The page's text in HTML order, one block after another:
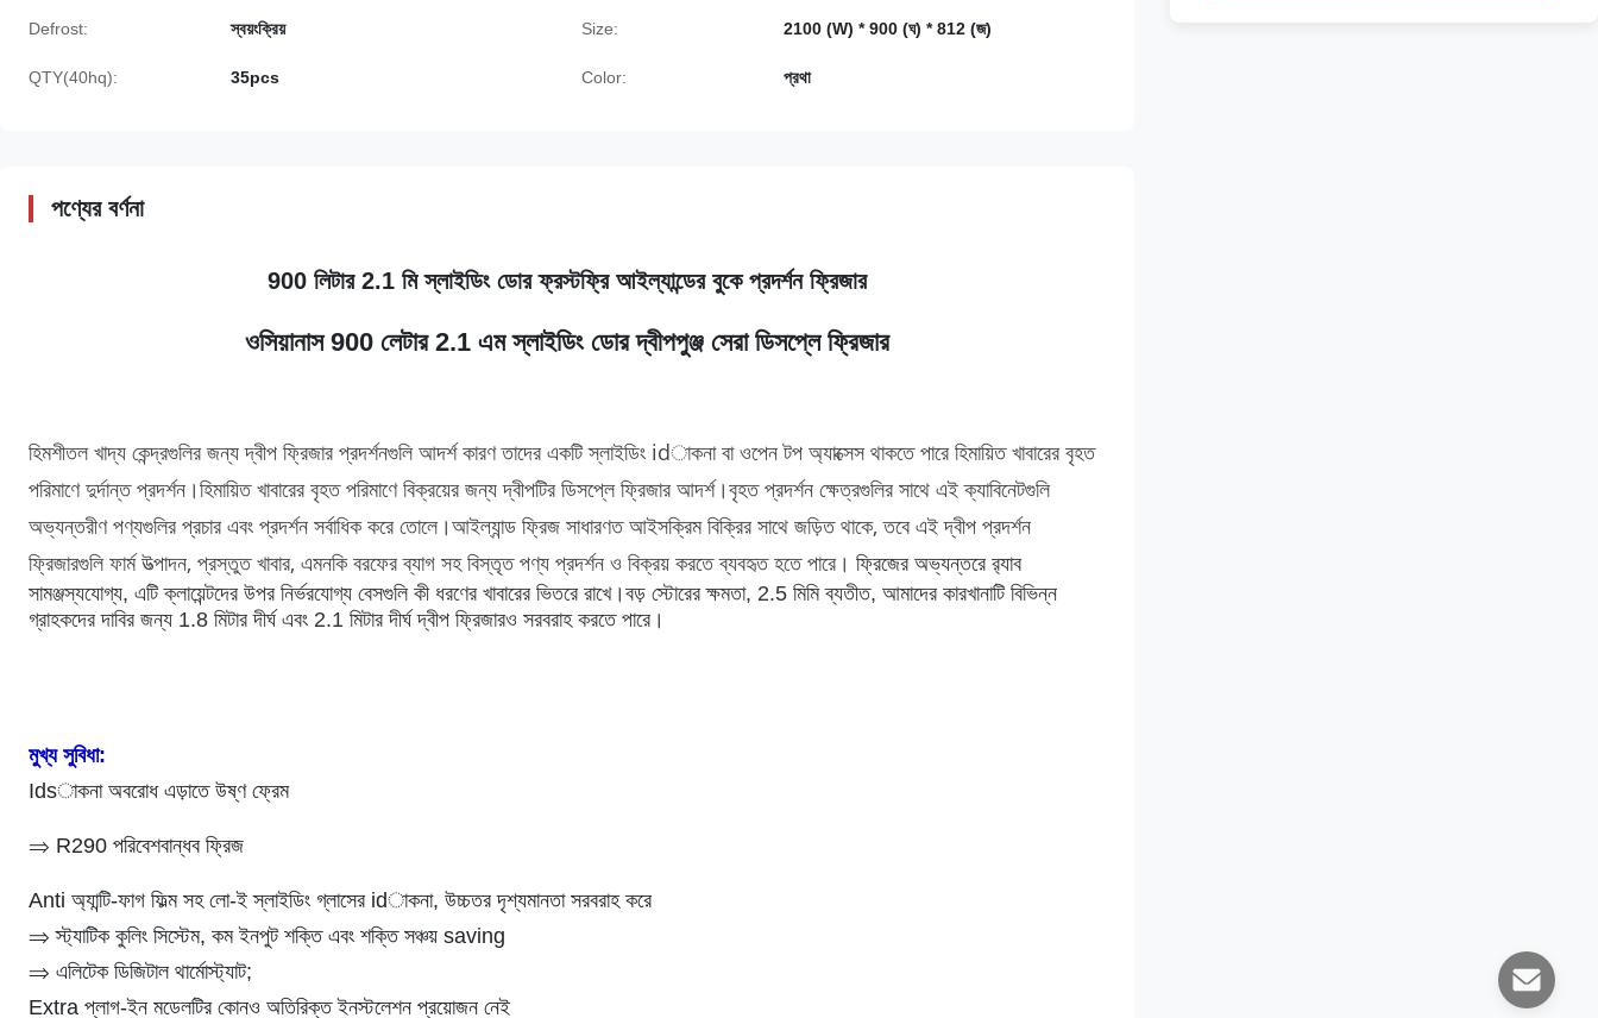
Defrost: স্বয়ংক্রিয় Size: 2100 (W) * 900 (ঘ) * 812 (জ)
QTY(40hq): 35pcs Color: প্রথা
পণ্যের বর্ণনা
900 লিটার 2.1 মি স্লাইডিং ডোর ফ্রস্টফ্রি আইল্যান্ডের বুকে প্রদর্শন ফ্রিজার
ওসিয়ানাস 900 লেটার 2.1 এম স্লাইডিং ডোর দ্বীপপুঞ্জ সেরা ডিসপ্লে ফ্রিজার
হিমশীতল খাদ্য কেন্দ্রগুলির জন্য দ্বীপ ফ্রিজার প্রদর্শনগুলি আদর্শ কারণ তাদের একটি স্লাইডিং idাকনা বা ওপেন টপ অ্যাক্সেস থাকতে পারে হিমায়িত খাবারের বৃহত
পরিমাণে দুর্দান্ত প্রদর্শন।হিমায়িত খাবারের বৃহত পরিমাণে বিক্রয়ের জন্য দ্বীপটির ডিসপ্লে ফ্রিজার আদর্শ।বৃহত প্রদর্শন ক্ষেত্রগুলির সাথে এই ক্যাবিনেটগুলি
অভ্যন্তরীণ পণ্যগুলির প্রচার এবং প্রদর্শন সর্বাধিক করে তোলে।আইল্যান্ড ফ্রিজ সাধারণত আইসক্রিম বিক্রির সাথে জড়িত থাকে, তবে এই দ্বীপ প্রদর্শন
ফ্রিজারগুলি ফার্ম উত্পাদন, প্রস্তুত খাবার, এমনকি বরফের ব্যাগ সহ বিস্তৃত পণ্য প্রদর্শন ও বিক্রয় করতে ব্যবহৃত হতে পারে। ফ্রিজের অভ্যন্তরে র‌্যাব
সামঞ্জস্যযোগ্য, এটি ক্লায়েন্টদের উপর নির্ভরযোগ্য বেসগুলি কী ধরণের খাবারের ভিতরে রাখে।বড় স্টোরের ক্ষমতা, 2.5 মিমি ব্যতীত, আমাদের কারখানাটি বিভিন্ন
গ্রাহকদের দাবির জন্য 1.8 মিটার দীর্ঘ এবং 2.1 মিটার দীর্ঘ দ্বীপ ফ্রিজারও সরবরাহ করতে পারে।
মুখ্য সুবিধা:
Idsাকনা অবরোধ এড়াতে উষ্ণ ফ্রেম
⇒ R290 পরিবেশবান্ধব ফ্রিজ
Anti অ্যান্টি-ফাগ ফিল্ম সহ লো-ই স্লাইডিং গ্লাসের idাকনা, উচ্চতর দৃশ্যমানতা সরবরাহ করে
⇒ স্ট্যাটিক কুলিং সিস্টেম, কম ইনপুট শক্তি এবং শক্তি সঞ্চয় saving
⇒ এলিটেক ডিজিটাল থার্মোস্ট্যাট;
Extra প্লাগ-ইন মডেলটির কোনও অতিরিক্ত ইনস্টলেশন প্রয়োজন নেই